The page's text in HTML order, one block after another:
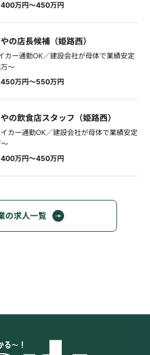
万円～450万円
の店長候補（姫路西）
カー通勤OK／建設会社が母体で業績安定
～
万円～550万円
やの飲食店スタッフ（姫路西）
カー通勤OK／建設会社が母体で業績安定
万円～450万円
の求人一覧